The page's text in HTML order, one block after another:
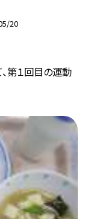
20
第１回目の運動